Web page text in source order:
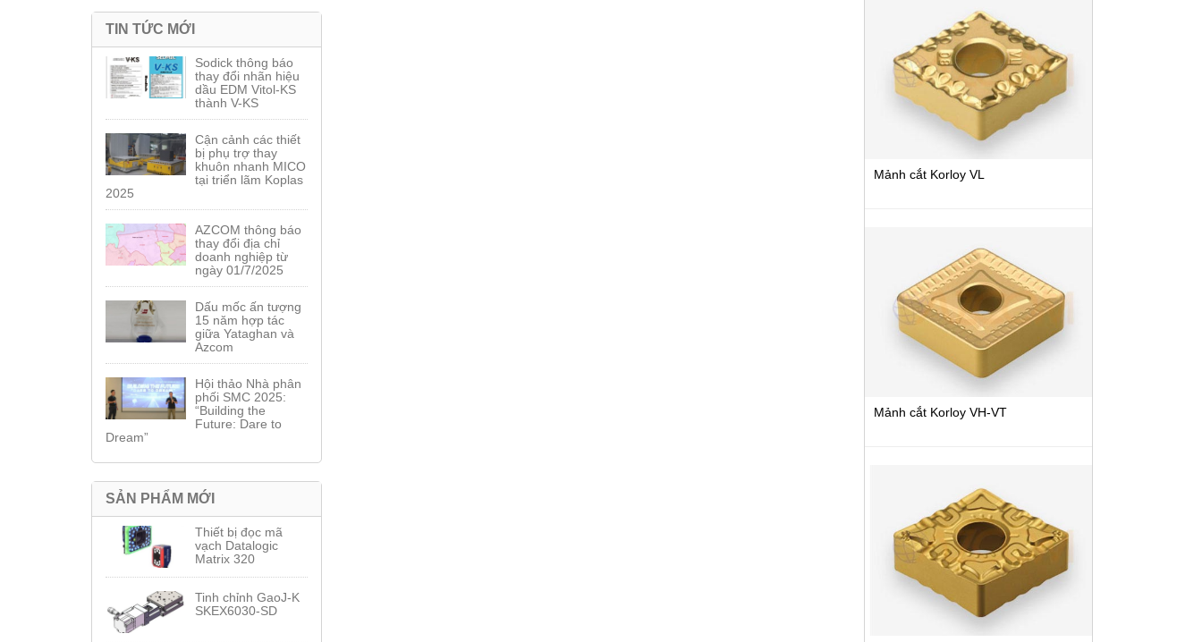
TIN TỨC MỚI
Sodick thông báo
thay đổi nhãn hiệu
dầu EDM Vitol-KS
thành V-KS
Cận cảnh các thiết
bị phụ trợ thay
khuôn nhanh MICO
tại triển lãm Koplas
2025
AZCOM thông báo
thay đổi địa chỉ
doanh nghiệp từ
ngày 01/7/2025
Dấu mốc ấn tượng
15 năm hợp tác
giữa Yataghan và
Azcom
Hội thảo Nhà phân
phối SMC 2025:
“Building the
Future: Dare to
Dream”
SẢN PHẨM MỚI
Thiết bị đọc mã
vạch Datalogic
Matrix 320
Tinh chỉnh GaoJ-K
SKEX6030-SD
Mảnh cắt Korloy VL
Mảnh cắt Korloy VH-VT